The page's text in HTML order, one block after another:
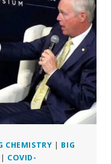
CHEMISTRY | BIG
| COVID-